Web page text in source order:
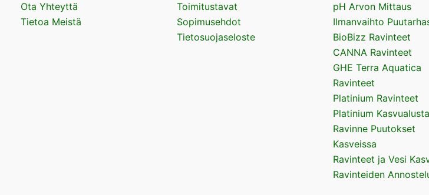
Ota Yhteyttä
Tietoa Meistä
Toimitustavat
Sopimusehdot
Tietosuojaseloste
pH Arvon Mittaus
Ilmanvaihto
BioBizz Ravinteet
CANNA Ravinteet
GHE Terra Aquatica
Ravinteet
Platinium Ravinteet
Platinium
Ravinne Puutokset
Kasveissa
Ravinteet ja Vesi
Ravinteiden